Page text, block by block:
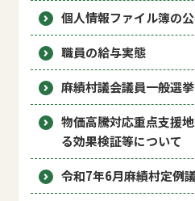
個人情報ファイル簿の
職員の給与実態
麻績村議会議員一般選
物価高騰対応重点支援
る効果検証等について
令和7年6月麻績村定例